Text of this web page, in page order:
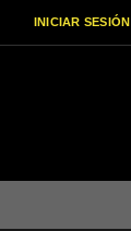
INICIAR SESIÓN